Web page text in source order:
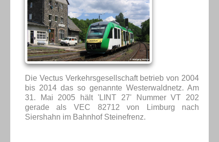
Die Vectus Verkehrsgesellschaft betrieb von 2004
bis 2014 das so genannte Westerwaldnetz. Am
31. Mai 2005 hält 'LINT 27' Nummer VT 202
gerade als VEC 82712 von Limburg nach
Siershahn im Bahnhof Steinefrenz.